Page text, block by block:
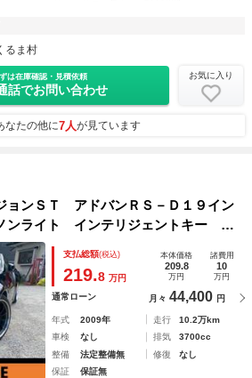
るま村
は在庫確認・見積依頼
話でお問い合わせ
お気に入り
なたの他に7人が見ています
ンＳＴ アドバンＲＳ－Ｄ１９イン
ライト インテリジェントキー 純
ＢＯＳＥサウンド Ｂｌｕｅｔｏｏ
支払総額(税込)
219.8 万円
本体価格
209.8
万円
諸費用
10
万円
通常ローン 月々 44,400 円
年式 2009年 走行
10.2万km
車検
なし 排気
3700cc
整備
法定整備無 修復
なし
保証
保証無